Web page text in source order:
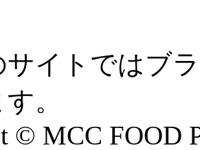
サイトではブ
。
© MCC FOOD